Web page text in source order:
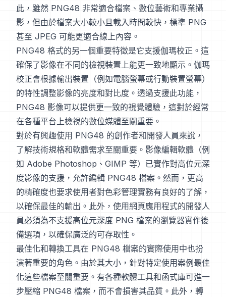
此，雖然 PNG48 非常適合檔案、數位藝術和專業攝
影，但由於檔案大小較小且載入時間較快，標準 PNG
甚至 JPEG 可能更適合線上內容。
PNG48 格式的另一個重要特徵是它支援伽瑪校正。這
確保了影像在不同的檢視裝置上能更一致地顯示。伽瑪
校正會根據輸出裝置（例如電腦螢幕或行動裝置螢幕）
的特性調整影像的亮度和對比度。透過支援此功能，
PNG48 影像可以提供更一致的視覺體驗，這對於經常
在各種平台上檢視的數位媒體至關重要。
對於有興趣使用 PNG48 的創作者和開發人員來說，
了解技術規格和軟體需求至關重要。影像編輯軟體（例
如 Adobe Photoshop、GIMP 等）已實作對高位元深
度影像的支援，允許編輯 PNG48 檔案。然而，更高
的精確度也要求使用者對色彩管理實務有良好的了解，
以確保最佳的輸出。此外，使用網頁應用程式的開發人
員必須為不支援高位元深度 PNG 檔案的瀏覽器實作後
備選項，以確保廣泛的可存取性。
最佳化和轉換工具在 PNG48 檔案的實際使用中也扮
演著重要的角色。由於其大小，針對特定使用案例最佳
化這些檔案至關重要。有各種軟體工具和函式庫可進一
步壓縮 PNG48 檔案，而不會損害其品質。此外，轉